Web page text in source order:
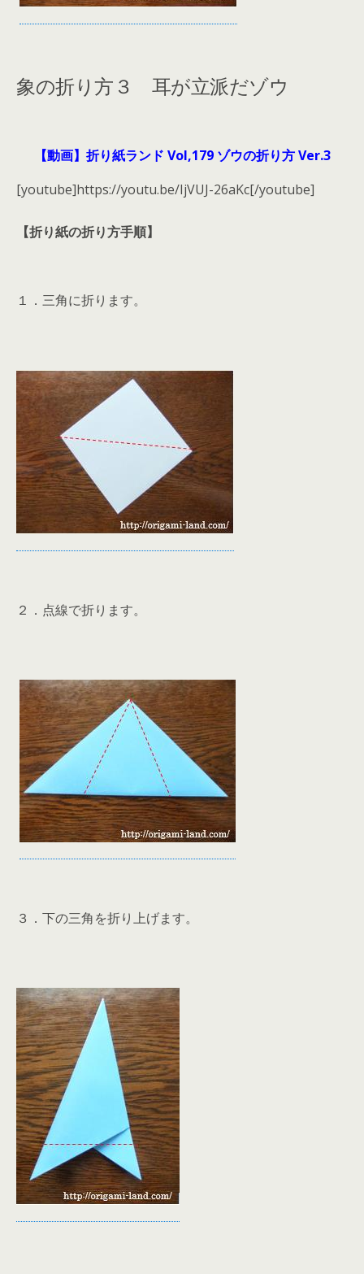
象の折り方３ 耳が立派だゾウ
【動画】折り紙ランド Vol,179 ゾウの折り方 Ver.3
[youtube]https://youtu.be/IjVUJ-26aKc[/youtube]
【折り紙の折り方手順】
１．三角に折ります。
２．点線で折ります。
３．下の三角を折り上げます。